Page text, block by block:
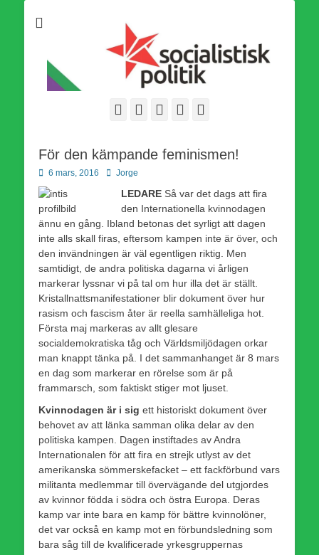
världsomfattande socialistiska Fjärde Internationalen och en viktig
tillgång i kampen för en socialistisk framtid!
FacebookWebbflöde
Instagram
För den kämpande feminismen!
Publicerad
den
6 mars, 2016 Författare
Jorge
LEDARE Så var det dags att fira
den Internationella kvinnodagen
ännu en gång. Ibland betonas det syrligt att dagen
inte alls skall firas, eftersom kampen inte är över, och
den invändningen är väl egentligen riktig. Men
samtidigt, de andra politiska dagarna vi årligen
markerar lyssnar vi på tal om hur illa det är ställt.
Kristallnattsmanifestationer blir dokument över hur
rasism och fascism åter är reella samhälleliga hot.
Första maj markeras av allt glesare
socialdemokratiska tåg och Världsmiljödagen orkar
man knappt tänka på. I det sammanhanget är 8 mars
en dag som markerar en rörelse som är på
frammarsch, som faktiskt stiger mot ljuset.
Kvinnodagen är i sig ett historiskt dokument över
behovet av att länka samman olika delar av den
politiska kampen. Dagen instiftades av Andra
Internationalen för att fira en strejk utlyst av det
amerikanska sömmerskefacket – ett fackförbund vars
militanta medlemmar till övervägande del utgjordes
av kvinnor födda i södra och östra Europa. Deras
kamp var inte bara en kamp för bättre kvinnolöner,
det var också en kamp mot en förbundsledning som
bara såg till de kvalificerade yrkesgruppernas